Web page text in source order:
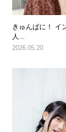
きゅんぱに！ イ
人...
2026.05.20